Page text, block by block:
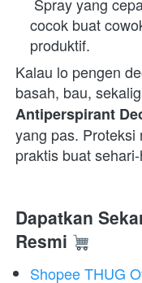
cocok buat
produktif.
Kalau lo pengen
basah, bau,
Antiperspirant
yang pas. Proteksi
praktis buat
Dapatkan
Resmi
Shopee THUG